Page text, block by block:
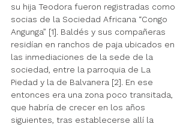
su hija Teodora fueron registradas como
socias de la Sociedad Africana “Congo
Angunga” [1]. Baldés y sus compañeras
residían en ranchos de paja ubicados en
las inmediaciones de la sede de la
sociedad, entre la parroquia de La
Piedad y la de Balvanera [2]. En ese
entonces era una zona poco transitada,
que habría de crecer en los años
siguientes, tras establecerse allí la